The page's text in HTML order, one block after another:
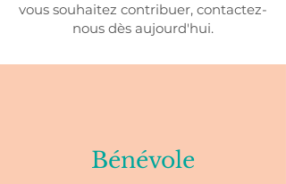
vous souhaitez contribuer, contactez-
nous dès aujourd'hui.
Bénévole